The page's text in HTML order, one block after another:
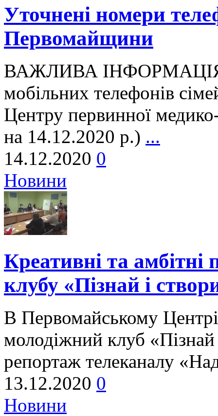
Уточнені номери
Первомайщини
ВАЖЛИВА ІНФОРМАЦІЯ!
мобільних телефонів
Центру первинної
на 14.12.2020 р.) ...
14.12.2020 0
Новини
Креативні та амбітні
клубу «Пізнай і
В Первомайському
молодіжний клуб «Пізнай
репортаж телеканалу
13.12.2020 0
Новини